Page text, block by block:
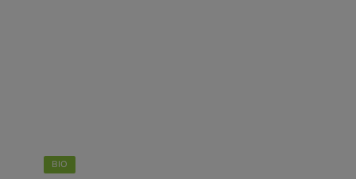
BIO